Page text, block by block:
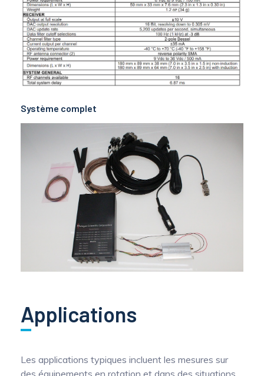
Système complet
Applications
Les applications typiques incluent les mesures sur
des équipements en rotation et dans des situations